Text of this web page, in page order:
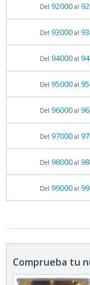
Del 92000al
Del 93000al
Del 94000al
Del 95000al
Del 96000al
Del 97000al
Del 98000al
Del 99000al
Comprueba tu